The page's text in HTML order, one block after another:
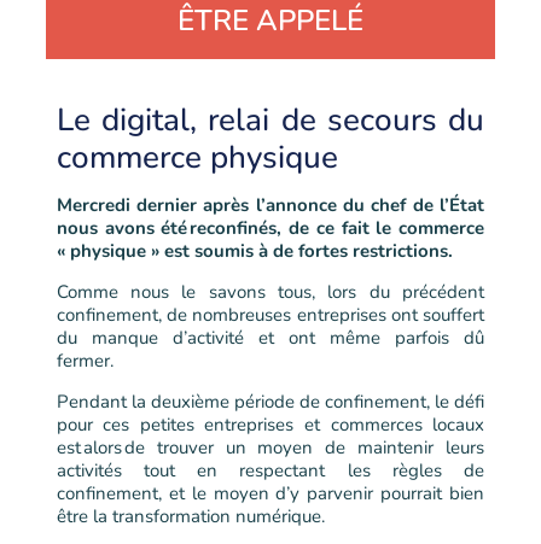
ÊTRE APPELÉ
Le digital, relai de secours du
commerce physique
Mercredi dernier après l’annonce du chef de l’État
nous avons été reconfinés, de ce fait le commerce
« physique » est soumis à de fortes restrictions.
Comme nous le savons tous, lors du précédent
confinement, de nombreuses entreprises ont souffert
du manque d’activité et ont même parfois dû
fermer.
Pendant la deuxième période de confinement, le défi
pour ces petites entreprises et commerces locaux
est alors de trouver un moyen de maintenir leurs
activités tout en respectant les règles de
confinement,et le moyen d’y parvenir pourrait bien
être la transformation numérique.